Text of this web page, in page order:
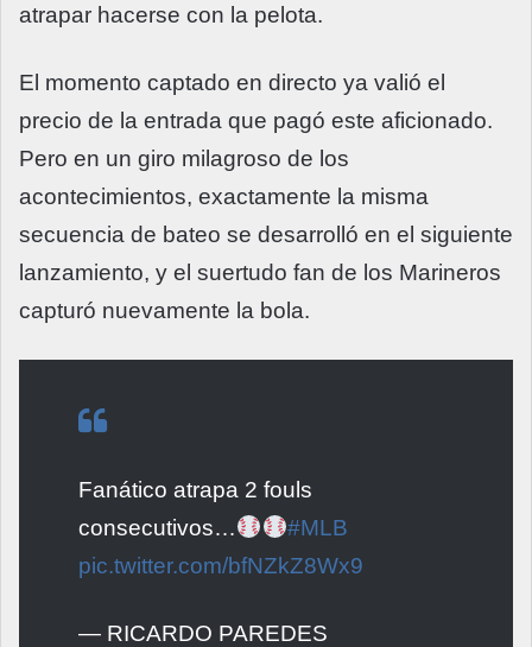
atrapar hacerse con la pelota.
El momento captado en directo ya valió el
precio de la entrada que pagó este aficionado.
Pero en un giro milagroso de los
acontecimientos, exactamente la misma
secuencia de bateo se desarrolló en el siguiente
lanzamiento, y el suertudo fan de los Marineros
capturó nuevamente la bola.
Fanático atrapa 2 fouls
consecutivos…
#MLB
pic.twitter.com/bfNZkZ8Wx9
— RICARDO PAREDES